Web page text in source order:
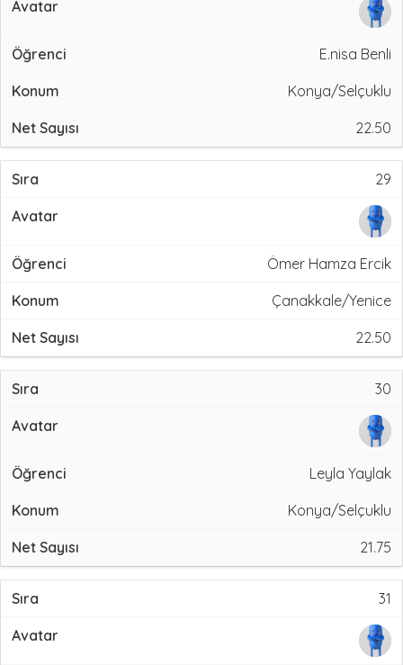
E.nisa Benli
Konya/Selçuklu
22.50
29
Ömer Hamza Ercik
Çanakkale/Yenice
22.50
30
Leyla Yaylak
Konya/Selçuklu
21.75
31